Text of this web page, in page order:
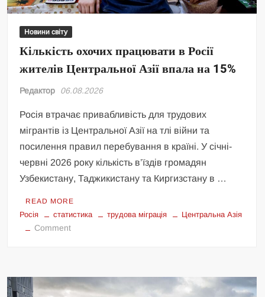
Новини світу
Кількість охочих працювати в Росії
жителів Центральної Азії впала на 15%
Редактор 06.08.2026
Росія втрачає привабливість для трудових
мігрантів із Центральної Азії на тлі війни та
посилення правил перебування в країні. У січні-
червні 2026 року кількість в’їздів громадян
Узбекистану, Таджикистану та Киргизстану в …
READ MORE
Росія статистика трудова міграція Центральна Азія
Commenton
в